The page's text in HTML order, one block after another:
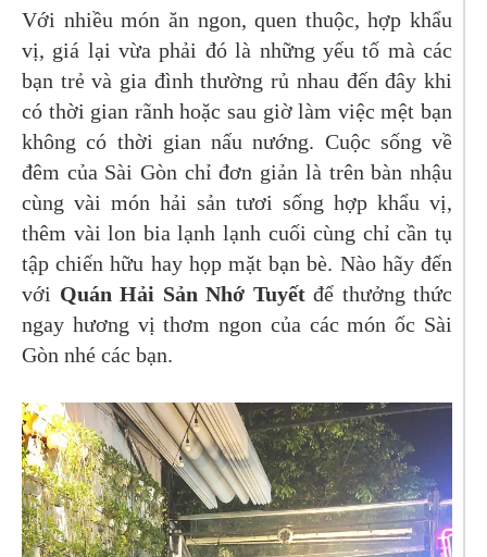
Với nhiều món ăn ngon, quen thuộc, hợp khẩu
vị, giá lại vừa phải đó là những yếu tố mà các
bạn trẻ và gia đình thường rủ nhau đến đây khi
có thời gian rãnh hoặc sau giờ làm việc mệt bạn
không có thời gian nấu nướng. Cuộc sống về
đêm của Sài Gòn chỉ đơn giản là trên bàn nhậu
cùng vài món hải sản tươi sống hợp khẩu vị,
thêm vài lon bia lạnh lạnh cuối cùng chỉ cần tụ
tập chiến hữu hay họp mặt bạn bè. Nào hãy đến
với Quán Hải Sản Nhớ Tuyết để thưởng thức
ngay hương vị thơm ngon của các món ốc Sài
Gòn nhé các bạn.